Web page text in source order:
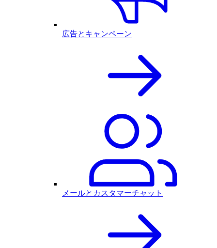
広告とキャンペーン
メールとカスタマーチャット